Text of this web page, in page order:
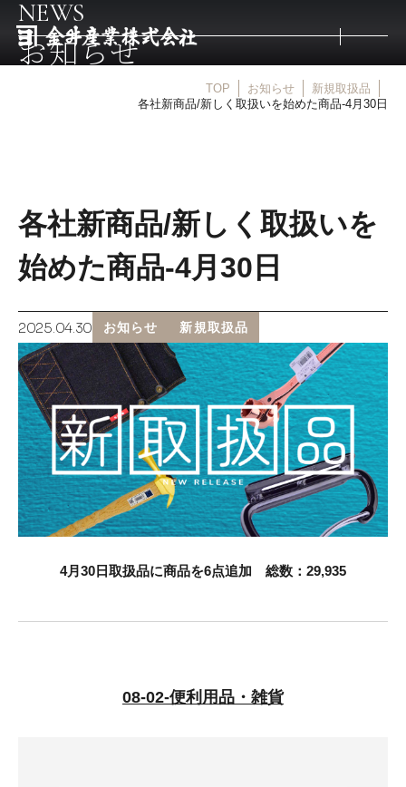
取扱メーカー
金井産業の強み
マルキン印
庖斬巴
お知らせ
採用情報
NEWS
お知らせ
TOP お知らせ
新規取扱品
各社新商品/新しく取扱いを始めた商品-4月30日
各社新商品/新しく取扱いを
始めた商品-4月30日
2025.04.30 お知らせ 新規取扱品
4月30日取扱品に商品を6点追加 総数：29,935
08-02-便利用品・雑貨